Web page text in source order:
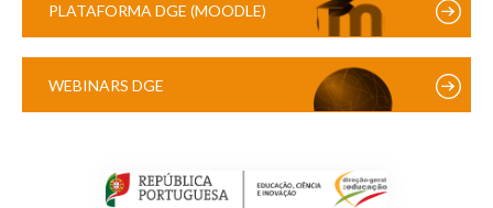
PLATAFORMA DGE (MOODLE)
WEBINARS DGE